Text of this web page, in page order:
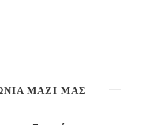
ΜΑΖΊ ΜΑΣ